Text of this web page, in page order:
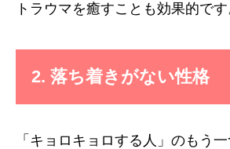
トラウマを癒すことも効果的です
2. 落ち着きがない性格
「キョロキョロする人」のもう